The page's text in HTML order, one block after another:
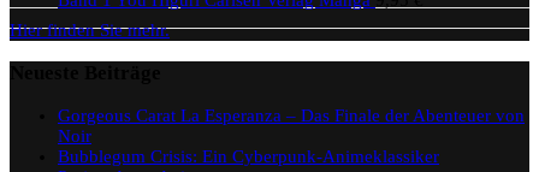
Hier finden Sie mehr.
Gorgeous Carat La Esperanza – Das Finale der Abenteuer von
Noir
Bubblegum Crisis: Ein Cyberpunk-Animeklassiker